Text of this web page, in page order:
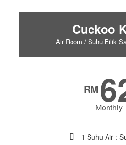
Cuckoo
Air Room / Suhu Bilik
RM
Monthly
1 Suhu Air :